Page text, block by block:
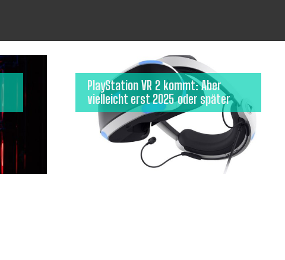
PlayStation VR 2 kommt: Aber
vielleicht erst 2025 oder später